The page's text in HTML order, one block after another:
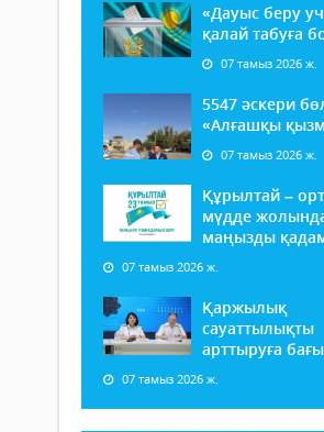
«Дауыс беру
қалай табуға
07 тамыз 2026 ж.
5547 әскери
«Алғашқы
07 тамыз 2026 ж.
Құрылтай –
мүдде
маңызды
07 тамыз 2026 ж.
Қаржылық
сауаттылықты
арттыруға
07 тамыз 2026 ж.